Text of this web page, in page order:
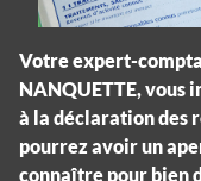
Votre expert-
NANQUETTE, vous
à la déclaration des
pourrez avoir un
connaître pour bien